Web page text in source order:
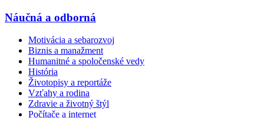
Náučná a odborná
Motivácia a sebarozvoj
Biznis a manažment
Humanitné a spoločenské vedy
História
Životopisy a reportáže
Vzťahy a rodina
Zdravie a životný štýl
Počítače a internet